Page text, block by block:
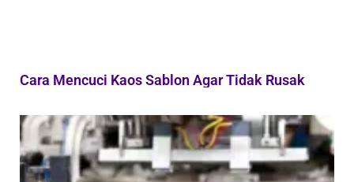
Cara Mencuci Kaos Sablon Agar Tidak Rusak